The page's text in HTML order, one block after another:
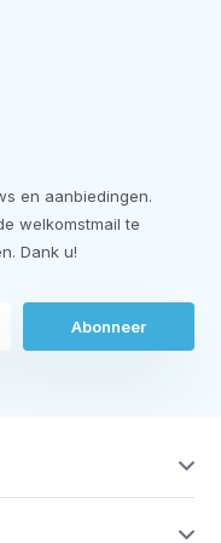
en aanbiedingen.
welkomstmail te
Dank u!
Abonneer